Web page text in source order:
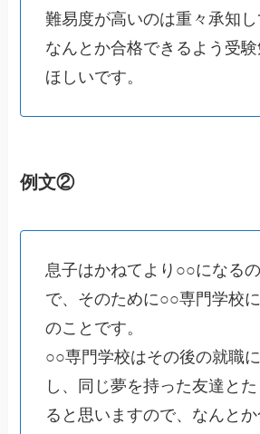
難易度が高いのは重々承知し
なんとか合格できるよう受
ほしいです。
例文②
息子はかねてより○○になる
で、そのために○○専門学校
のことです。
○○専門学校はその後の就職
し、同じ夢を持った友達とた
ると思いますので、なんと